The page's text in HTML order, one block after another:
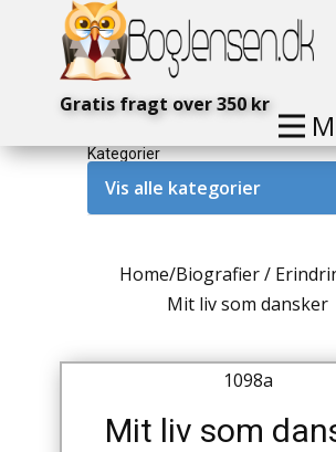
Gratis fragt over 350 kr
Kategorier
Vis alle kategorier
Amerika / USA
Antikke / Specielle Bøger
Antikviteter
Home/Biografier /
Mit liv som dansker
1098a
Mit liv som